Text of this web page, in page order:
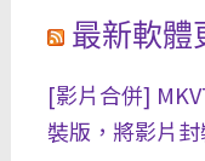
最新軟體
[影片合併]
裝版，將影片